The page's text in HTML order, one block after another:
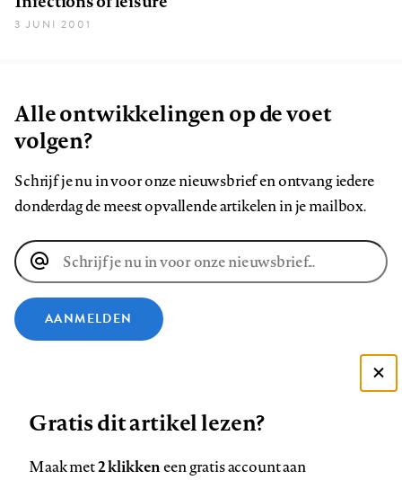
3 JUNI 2001
Alle ontwikkelingen op de voet
volgen?
Schrijf je nu in voor onze nieuwsbrief en ontvang iedere
donderdag de meest opvallende artikelen in je mailbox.
E-
mailadres
AANMELDEN
Volg
ons
Volg
ons
Volg
ons
Volg
ons
Volg
ons
ons
Zie onze cookie policy
Gratis dit artikel lezen?
Maak met2 klikkeneen gratis account aan